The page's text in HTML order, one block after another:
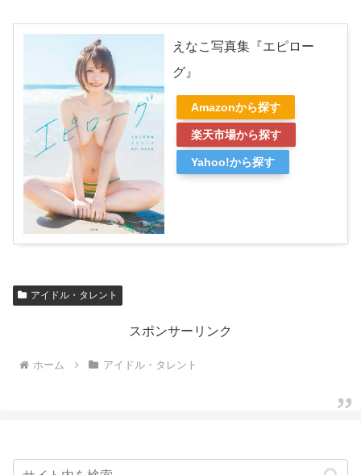
えなこ写真集『エピロー
グ』
Amazonから探す
楽天市場から探す
Yahoo!から探す
アイドル・タレント
スポンサーリンク
ホーム アイドル・タレント